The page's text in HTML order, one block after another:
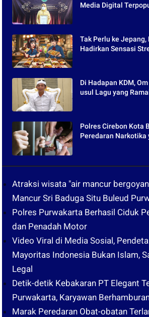
Media Digital
Tak Perlu ke Jepang,
Hadirkan Sensasi
Di Hadapan KDM,
usul Lagu yang
Polres Cirebon Kota
Peredaran Narkotika
Atraksi wisata "air mancur
Mancur Sri Baduga Situ Buleud
Polres Purwakarta Berhasil Ciduk
dan Penadah Motor
Video Viral di Media Sosial,
Mayoritas Indonesia Bukan Islam,
Legal
Detik-detik Kebakaran PT Elegant
Purwakarta, Karyawan
Marak Peredaran Obat-obatan